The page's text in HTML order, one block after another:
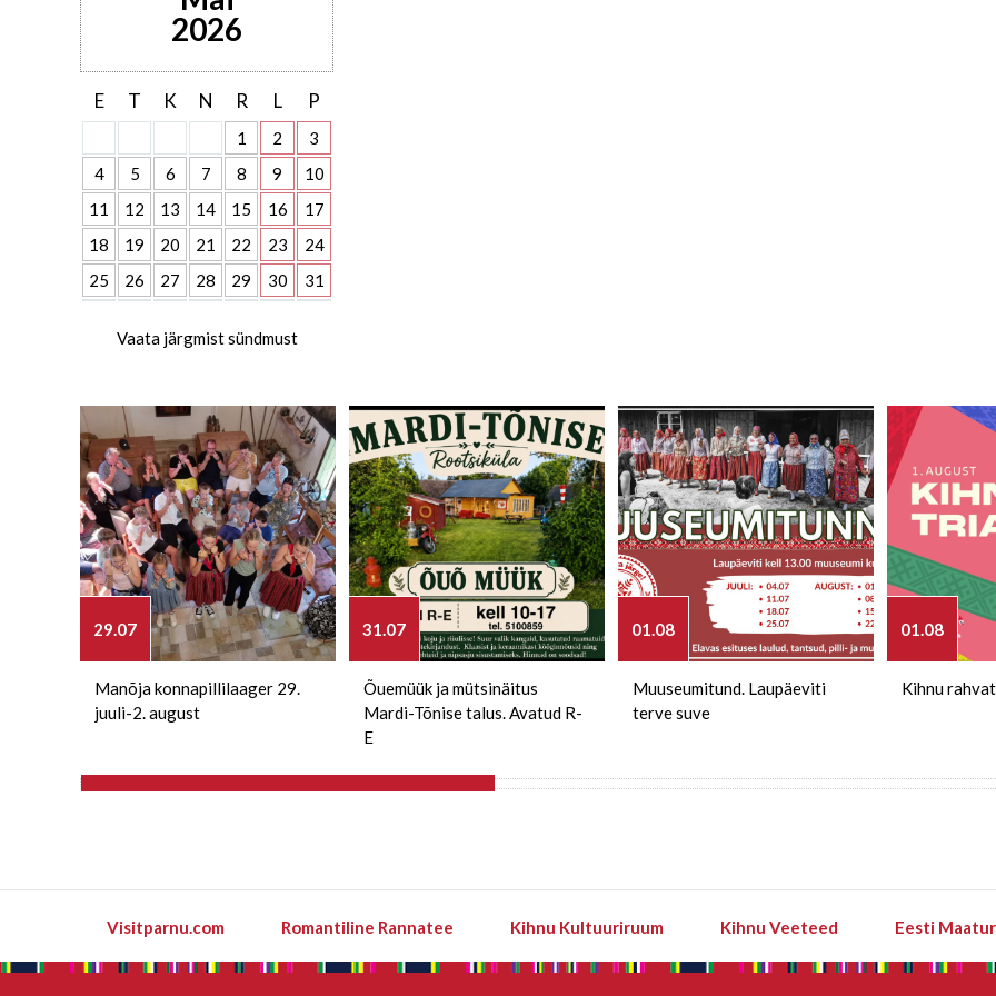
2026
E T K N R L P
1 2
3
4
5 6 7 8 9
10
11
12 13 14 15 16
17
18
19 20 21 22 23
24
25
26 27 28 29 30 31
Vaata järgmist sündmust
29.07
Manõja konnapillilaager 29.
juuli-2. august
31.07
Õuemüük ja mütsinäitus
Mardi-Tõnise talus. Avatud R-
E
01.08
Muuseumitund. Laupäeviti
terve suve
01.08
Kihnu
Visitparnu.com Romantiline Rannatee Kihnu Kultuuriruum Kihnu Veeteed Eesti